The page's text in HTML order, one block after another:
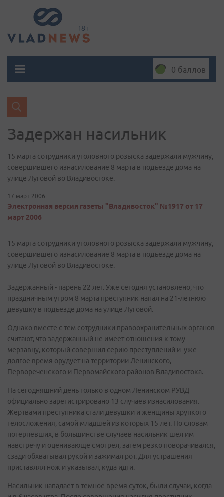
0 баллов
Задержан насильник
15 марта сотрудники уголовного розыска задержали мужчину,
совершившего изнасилование 8 марта в подъезде дома на
улице Луговой во Владивостоке.
17 март 2006
Электронная версия газеты "Владивосток" №1917 от 17
март 2006
15 марта сотрудники уголовного розыска задержали мужчину,
совершившего изнасилование 8 марта в подъезде дома на
улице Луговой во Владивостоке.
Задержанный - парень 22 лет. Уже сегодня установлено, что
праздничным утром 8 марта преступник напал на 21-летнюю
девушку в подъезде дома на улице Луговой.
Однако вместе с тем сотрудники правоохранительных органов
считают, что задержанный не имеет отношения к тому
мерзавцу, который совершил серию преступлений и уже
долгое время орудует на территории Ленинского,
Первореченского и Первомайского районов Владивостока.
На сегодняшний день только в одном Ленинском РУВД
официально зарегистрировано 13 случаев изнасилования.
Жертвами преступника стали девушки и женщины хрупкого
телосложения, самой младшей из которых 15 лет. По словам
потерпевших, в большинстве случаев насильник шел им
навстречу и оценивающе смотрел, затем резко поворачивался,
сзади обхватывал рукой и зажимал рот. Для устрашения
приставлял нож и указывал, куда идти.
Насильник нападает в темное время суток, были случаи, когда